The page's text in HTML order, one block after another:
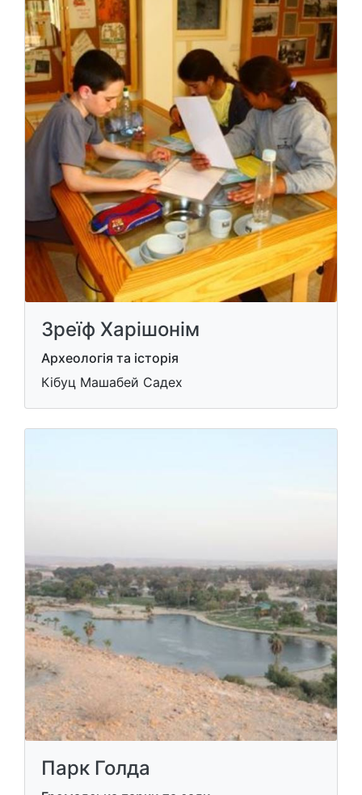
Зреїф Харішонім
Археологія та історія
Кібуц Машабей Садех
Парк Голда